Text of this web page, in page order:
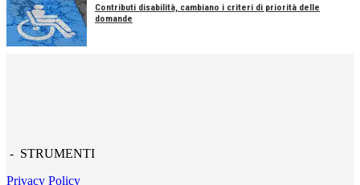
Contributi disabilità, cambiano i criteri di priorità delle
domande
- STRUMENTI
Privacy Policy